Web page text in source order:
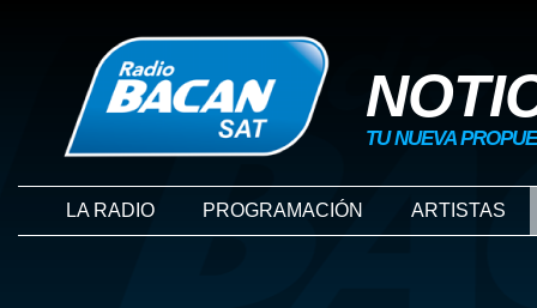
TU NUEVA
LA RADIO PROGRAMACIÓN ARTISTAS